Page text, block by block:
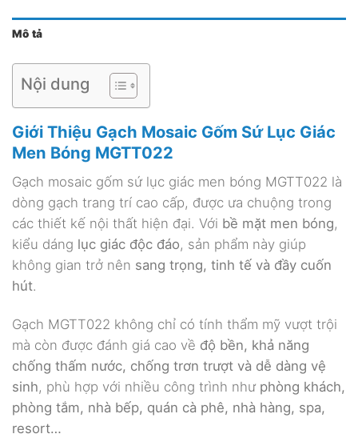
Mô tả
Nội dung
Giới Thiệu Gạch Mosaic Gốm Sứ Lục Giác
Men Bóng MGTT022
Gạch mosaic gốm sứ lục giác men bóng MGTT022 là
dòng gạch trang trí cao cấp, được ưa chuộng trong
các thiết kế nội thất hiện đại. Với bề mặt men bóng,
kiểu dáng lục giác độc đáo, sản phẩm này giúp
không gian trở nên sang trọng, tinh tế và đầy cuốn
hút.
Gạch MGTT022 không chỉ có tính thẩm mỹ vượt trội
mà còn được đánh giá cao về độ bền, khả năng
chống thấm nước, chống trơn trượt và dễ dàng vệ
sinh, phù hợp với nhiều công trình như phòng khách,
phòng tắm, nhà bếp, quán cà phê, nhà hàng, spa,
resort…